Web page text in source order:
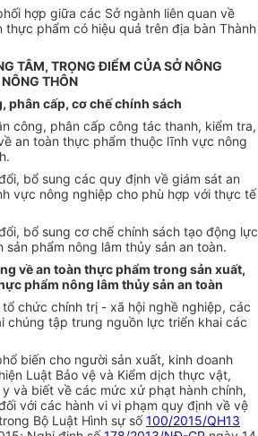
hợp giữa các Sở ngành liên quan về
phẩm có hiệu quả trên địa bàn Thành
TÂM, TRỌNG ĐIỂM CỦA SỞ NÔNG
THÔN
phân cấp, cơ chế chính sách
công, phân cấp công tác thanh, kiểm tra,
ề an toàn thực phẩm thuộc lĩnh vực nông
bổ sung các quy định về giám sát an
vực nông nghiệp cho phù hợp với thực tế
bổ sung cơ chế chính sách tạo động lực
sản phẩm nông lâm thủy sản an toàn.
về an toàn thực phẩm trong sản xuất,
phẩm nông lâm thủy sản an toàn
chức chính trị - xã hội nghề nghiệp, các
chúng tập trung nguồn lực triển khai các
biến cho người sản xuất, kinh doanh
Luật Bảo vệ và Kiểm dịch thực vật,
y và biết về các mức xử phạt hành chính,
với các hành vi vi phạm quy định về vệ
ong Bộ Luật Hình sự số100/2015/QH13